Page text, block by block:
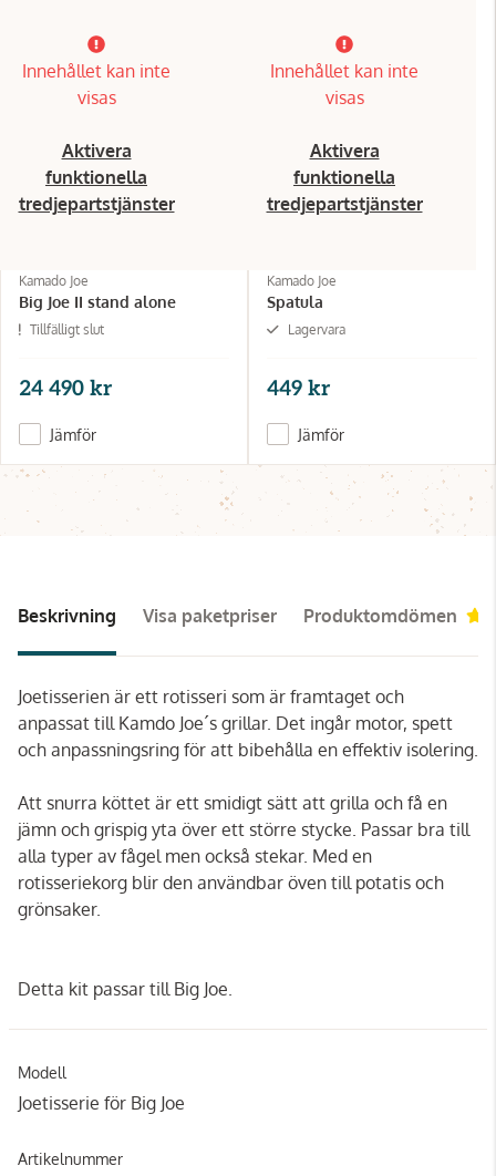
Innehållet kan inte
visas
Aktivera
funktionella
tredjepartstjänster
Kamado Joe
Big Joe II stand alone
Tillfälligt slut
24 490 kr
Jämför
Innehållet kan inte
visas
Aktivera
funktionella
tredjepartstjänster
Kamado Joe
Spatula
Lagervara
449 kr
Jämför
Beskrivning Visa paketpriser Produktomdömen
Joetisserien är ett rotisseri som är framtaget och
anpassat till Kamdo Joe´s grillar. Det ingår motor, spett
och anpassningsring för att bibehålla en effektiv isolering.
Att snurra köttet är ett smidigt sätt att grilla och få en
jämn och grispig yta över ett större stycke. Passar bra till
alla typer av fågel men också stekar. Med en
rotisseriekorg blir den användbar öven till potatis och
grönsaker.
Detta kit passar till Big Joe.
Modell
Joetisserie för Big Joe
Artikelnummer